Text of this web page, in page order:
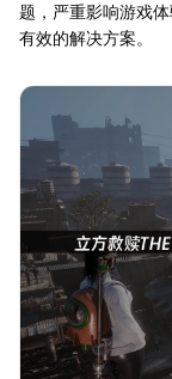
题，严重影响游戏
有效的解决方案。